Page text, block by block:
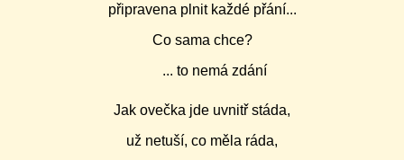
připravena plnit každé přání...
Co sama chce?
... to nemá zdání
Jak ovečka jde uvnitř stáda,
už netuší, co měla ráda,